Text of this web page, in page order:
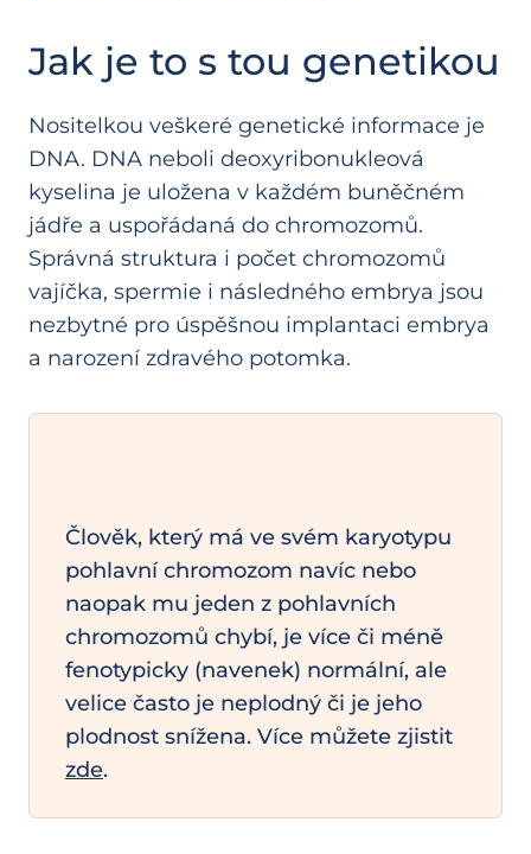
Jak je to s tou genetikou
Nositelkou veškeré genetické informace je
DNA. DNA neboli deoxyribonukleová
kyselina je uložena v každém buněčném
jádře a uspořádaná do chromozomů.
Správná struktura i počet chromozomů
vajíčka, spermie i následného embrya jsou
nezbytné pro úspěšnou implantaci embrya
a narození zdravého potomka.
Člověk, který má ve svém karyotypu
pohlavní chromozom navíc nebo
naopak mu jeden z pohlavních
chromozomů chybí, je více či méně
fenotypicky (navenek) normální, ale
velice často je neplodný či je jeho
plodnost snížena. Více můžete zjistit
zde.